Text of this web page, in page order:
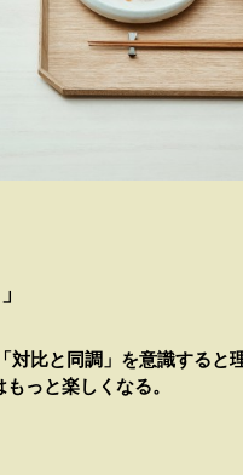
対比と同調」を意識すると
っと楽しくなる。